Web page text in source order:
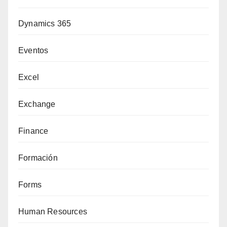
Dynamics 365
Eventos
Excel
Exchange
Finance
Formación
Forms
Human Resources